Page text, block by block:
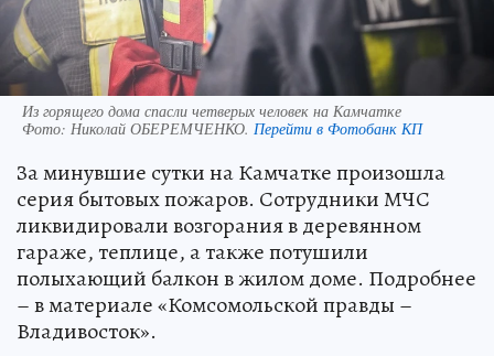
Из горящего дома спасли четверых человек на Камчатке
Фото: Николай ОБЕРЕМЧЕНКО. Перейти в Фотобанк КП
За минувшие сутки на Камчатке произошла
серия бытовых пожаров. Сотрудники МЧС
ликвидировали возгорания в деревянном
гараже, теплице, а также потушили
полыхающий балкон в жилом доме. Подробнее
– в материале «Комсомольской правды –
Владивосток».